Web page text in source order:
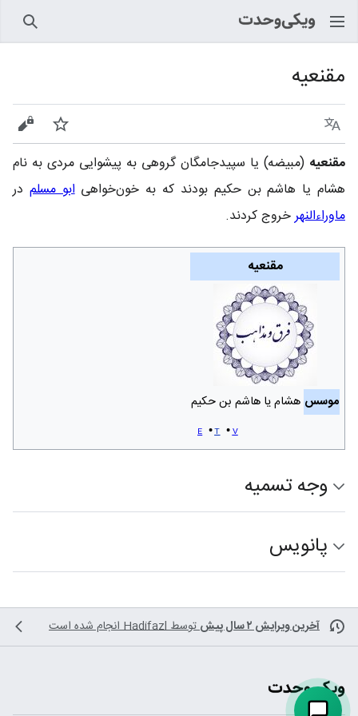
مقنعیه
زبان پیگیری
مقنعیه (مبیضه) یا سپیدجامگان گروهی به پیشوایی مردی به نام
هشام یا هاشم بن حکیم بودند که به خون‌خواهیابو مسلم در
ماوراء‌النهرخروج‏ کردند.
مقنعیه
موسس هشام یا هاشم بن حکیم
v
t
e
وجه تسمیه
پانویس
آخرین ویرایش ۲ سال پیش توسطHadifazlانجام شده است